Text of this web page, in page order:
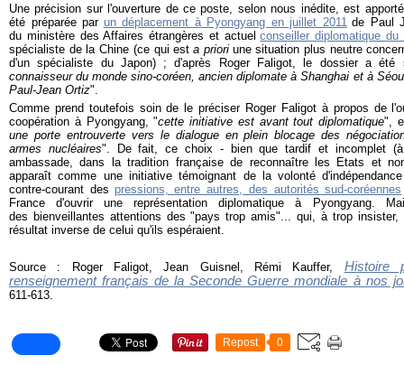
Une précision sur l'ouverture de ce poste, selon nous inédite, est
été préparée par un déplacement à Pyongyang en juillet 2011 de Paul
du ministère des Affaires étrangères et actuel conseiller diplomatique
spécialiste de la Chine (ce qui est a priori une situation plus neutre
d'un spécialiste du Japon) ; d'après Roger Faligot, le dossier a été
connaisseur du monde sino-coréen, ancien diplomate à Shanghai et à
Paul-Jean Ortiz".
Comme prend toutefois soin de le préciser Roger Faligot à propos de
coopération à Pyongyang, "cette initiative est avant tout diplomatique",
une porte entrouverte vers le dialogue en plein blocage des
armes nucléaires". De fait, ce choix - bien que tardif et incomplet (à
ambassade, dans la tradition française de reconnaître les Etats et
apparaît comme une initiative témoignant de la volonté
contre-courant des pressions, entre autres, des autorités sud-coréennes
France d'ouvrir une représentation diplomatique à Pyongyang.
des bienveillantes attentions des "pays trop amis"... qui, à trop insister,
résultat inverse de celui qu'ils espéraient.
Source : Roger Faligot, Jean Guisnel, Rémi Kauffer, Histoire
renseignement français de la Seconde Guerre mondiale à nos
611-613.
Repost 0